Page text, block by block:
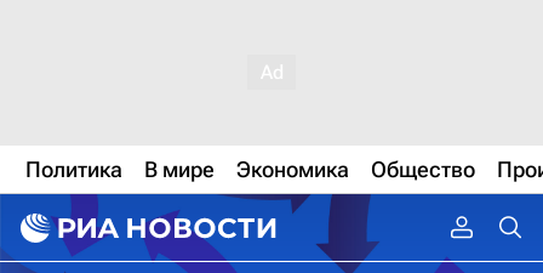
Политика В мире Экономика Общество